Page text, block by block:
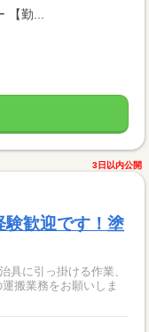
【勤...
3日以内公開
歓迎です！塗
具に引っ掛ける作業、
搬業務をお願いしま